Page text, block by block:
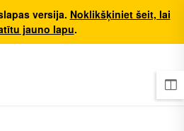
versija. Noklikšķiniet šeit, lai
jauno lapu.